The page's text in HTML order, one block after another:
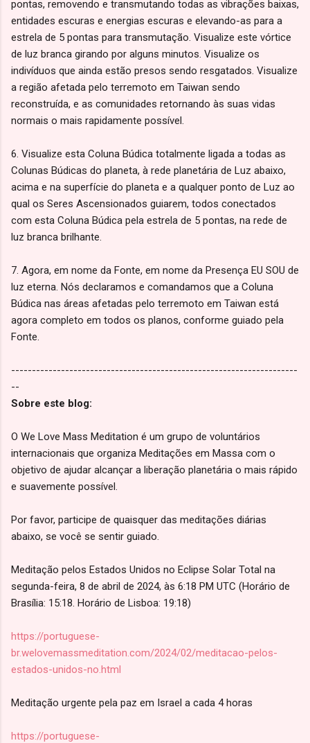
pontas, removendo e transmutando todas as vibrações baixas,
entidades escuras e energias escuras e elevando-as para a
estrela de 5 pontas para transmutação. Visualize este vórtice
de luz branca girando por alguns minutos. Visualize os
indivíduos que ainda estão presos sendo resgatados. Visualize
a região afetada pelo terremoto em Taiwan sendo
reconstruída, e as comunidades retornando às suas vidas
normais o mais rapidamente possível.
6. Visualize esta Coluna Búdica totalmente ligada a todas as
Colunas Búdicas do planeta, à rede planetária de Luz abaixo,
acima e na superfície do planeta e a qualquer ponto de Luz ao
qual os Seres Ascensionados guiarem, todos conectados
com esta Coluna Búdica pela estrela de 5 pontas, na rede de
luz branca brilhante.
7. Agora, em nome da Fonte, em nome da Presença EU SOU de
luz eterna. Nós declaramos e comandamos que a Coluna
Búdica nas áreas afetadas pelo terremoto em Taiwan está
agora completo em todos os planos, conforme guiado pela
Fonte.
---------------------------------------------------------------------
--
Sobre este blog:
O We Love Mass Meditation é um grupo de voluntários
internacionais que organiza Meditações em Massa com o
objetivo de ajudar alcançar a liberação planetária o mais rápido
e suavemente possível.
Por favor, participe de quaisquer das meditações diárias
abaixo, se você se sentir guiado.
Meditação pelos Estados Unidos no Eclipse Solar Total na
segunda-feira, 8 de abril de 2024, às 6:18 PM UTC (Horário de
Brasília: 15:18. Horário de Lisboa: 19:18)
https://portuguese-
br.welovemassmeditation.com/2024/02/meditacao-pelos-
estados-unidos-no.html
Meditação urgente pela paz em Israel a cada 4 horas
https://portuguese-